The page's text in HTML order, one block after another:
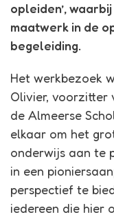
opleiden’,
maatwerk in de
begeleiding.
Het werkbezoek
Olivier, voorzitter
de Almeerse
elkaar om het
onderwijs aan te
in een
perspectief te
iedereen die hier